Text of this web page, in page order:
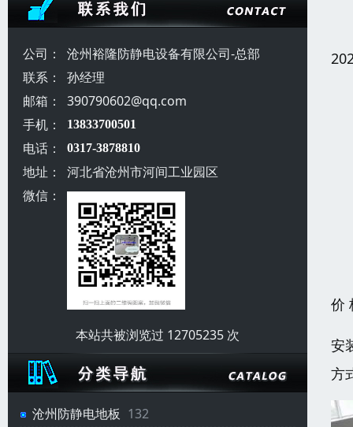
公司：
沧州裕隆防静电设备有限公司-总部
联系：
孙经理
邮箱：
390790602@qq.com
手机：
13833700501
电话： 0317-3878810
地址：
河北省沧州市河间工业园区
微信：
本站共被浏览过 12705235 次
沧州防静电地板 132
价
安
方